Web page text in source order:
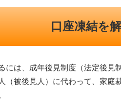
口座凍結を
には、成年後見制度（法定後見
（被後見人）に代わって、家庭